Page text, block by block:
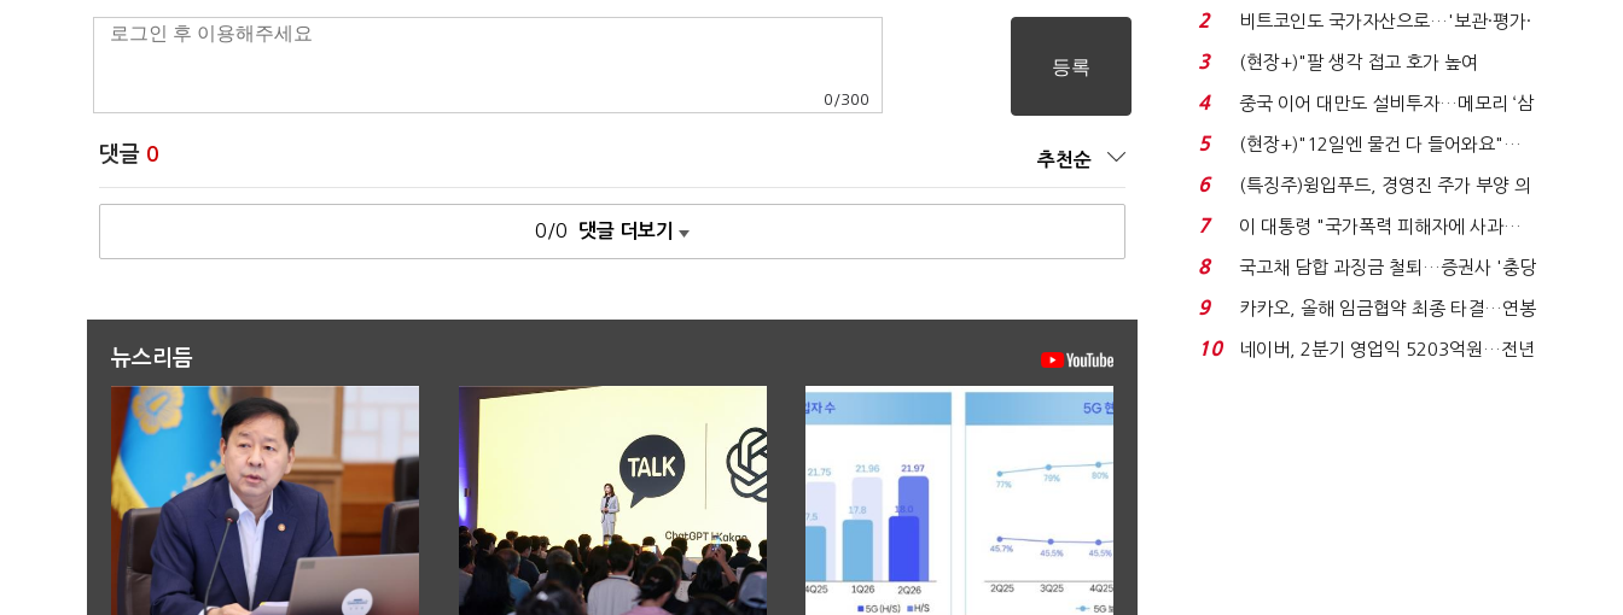
0 /300
댓글 0 추천순
0/0 댓글 더보기
뉴스리듬
로봇·AI 등 논...
2
비트코인도 국가자산으로…'보관·평가·
처분' 기준은 ...
3
(현장+)"팔 생각 접고 호가 높여
요"…'덜 똘똘한 한 채' 20...
4
중국 이어 대만도 설비투자…메모리 ‘삼
국전쟁’
5
(현장+)"12일엔 물건 다 들어와요"…
빈 매대 채우며 문 연 ...
6
(특징주)윙입푸드, 경영진 주가 부양 의
지에 상한가...
7
이 대통령 "국가폭력 피해자에 사과…
적극적 조사로 진...
8
국고채 담합 과징금 철퇴…증권사 '충당
금 폭탄' 우려...
9
카카오, 올해 임금협약 최종 타결…연봉
6.3% 인상·격려...
10
네이버, 2분기 영업익 5203억원…전년